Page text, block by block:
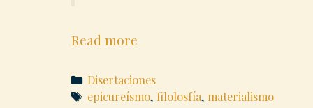
Read more
el
bien
Categories
Disertaciones
Tags
epicureísmo, filolosfía, materialismo